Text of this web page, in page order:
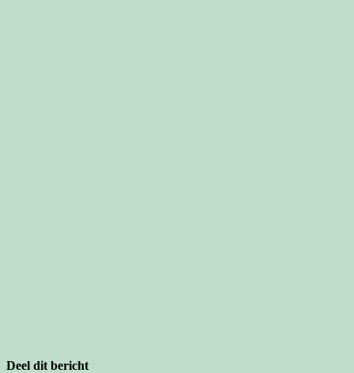
Deel dit bericht